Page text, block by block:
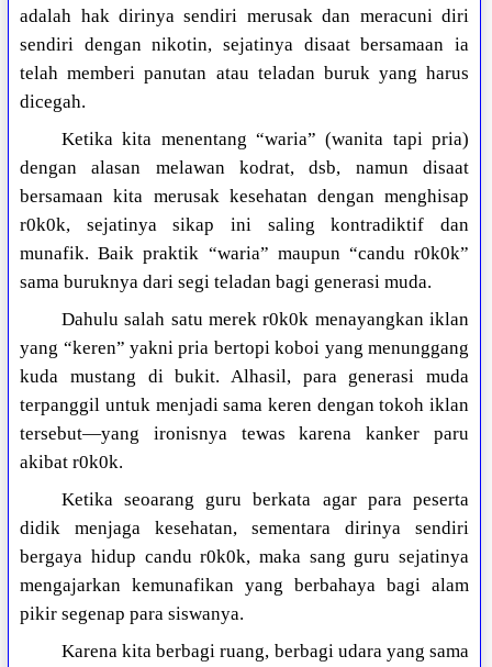
adalah hak dirinya sendiri merusak dan meracuni diri
sendiri dengan nikotin, sejatinya disaat bersamaan ia
telah memberi panutan atau teladan buruk yang harus
dicegah.
Ketika kita menentang “waria” (wanita tapi pria)
dengan alasan melawan kodrat, dsb, namun disaat
bersamaan kita merusak kesehatan dengan menghisap
r0k0k, sejatinya sikap ini saling kontradiktif dan
munafik. Baik praktik “waria” maupun “candu r0k0k”
sama buruknya dari segi teladan bagi generasi muda.
Dahulu salah satu merek r0k0k menayangkan iklan
yang “keren” yakni pria bertopi koboi yang menunggang
kuda mustang di bukit. Alhasil, para generasi muda
terpanggil untuk menjadi sama keren dengan tokoh iklan
tersebut—yang ironisnya tewas karena kanker paru
akibat r0k0k.
Ketika seoarang guru berkata agar para peserta
didik menjaga kesehatan, sementara dirinya sendiri
bergaya hidup candu r0k0k, maka sang guru sejatinya
mengajarkan kemunafikan yang berbahaya bagi alam
pikir segenap para siswanya.
Karena kita berbagi ruang, berbagi udara yang sama